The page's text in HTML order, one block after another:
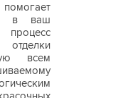
в ваш
всем